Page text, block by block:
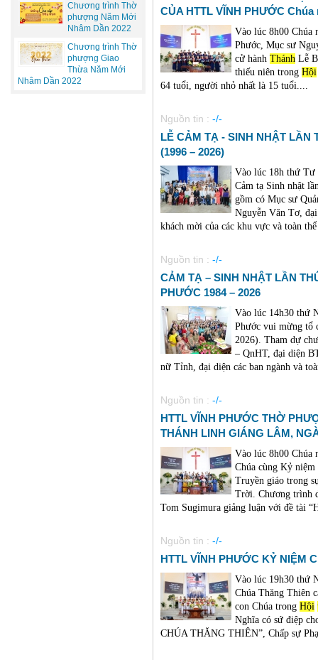
Chương trình Thờ
phượng Năm Mới
Nhâm Dần 2022
Chương trình Thờ
phượng Giao
Thừa Năm Mới
Nhâm Dần 2022
CỦA HTTL VĨNH PHƯỚC Chúa
Vào lúc 8h00 Chúa
Phước, Mục sư
cử hành Thánh Lễ
thiếu niên trong Hội
64 tuổi, người nhỏ nhất là 15 tuổi....
Nguồn tin : -/-
LỄ CẢM TẠ - SINH NHẬT LẦN
(1996 – 2026)
Vào lúc 18h thứ Tư
Cảm tạ Sinh nhật
gồm có Mục sư
Nguyễn Văn Tơ,
khách mời của các khu vực và toàn
Nguồn tin : -/-
CẢM TẠ – SINH NHẬT LẦN
PHƯỚC 1984 – 2026
Vào lúc 14h30 thứ
Phước vui mừng tổ
2026). Tham dự
– QnHT, đại diện
nữ Tỉnh, đại diện các ban ngành và
Nguồn tin : -/-
HTTL VĨNH PHƯỚC THỜ
THÁNH LINH GIÁNG LÂM,
Vào lúc 8h00 Chúa
Chúa cùng Kỷ
Truyền giáo trong
Trời. Chương trình
Tom Sugimura giảng luận với đề tài
Nguồn tin : -/-
HTTL VĨNH PHƯỚC KỶ NIỆM
Vào lúc 19h30 thứ
Chúa Thăng Thiên
con Chúa trong Hội
Nghĩa có sứ điệp
CHÚA THĂNG THIÊN”, Chấp sự